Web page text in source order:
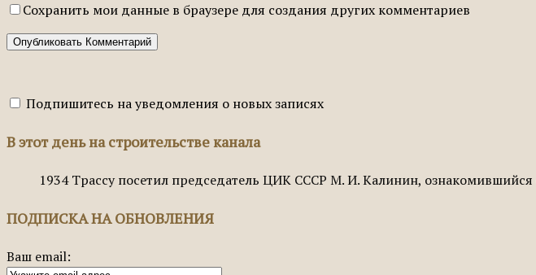
Сохранить мои данные в браузере для создания других комментариев
Подпишитесь на уведомления о новых записях
В этот день на строительстве канала
1934 Трассу посетил председатель ЦИК СССР М. И. Калинин,
ПОДПИСКА НА ОБНОВЛЕНИЯ
Ваш email: